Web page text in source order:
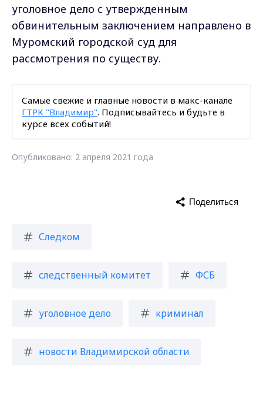
уголовное дело с утвержденным
обвинительным заключением направлено в
Муромский городской суд для
рассмотрения по существу.
Самые свежие и главные новости в макс-канале
ГТРК "Владимир". Подписывайтесь и будьте в
курсе всех событий!
Опубликовано: 2 апреля 2021 года
Следком
следственный комитет ФСБ
уголовное дело криминал
новости Владимирской области
Поделиться